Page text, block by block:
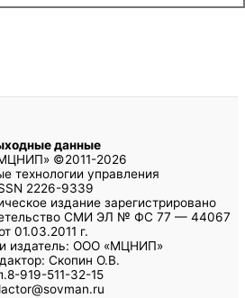
данные
©2011-2026
технологии управления
2226-9339
издание зарегистрировано
СМИ ЭЛ № ФС 77 — 44067
01.03.2011 г.
издатель: ООО «МЦНИП»
Скопин О.В.
919-511-32-15